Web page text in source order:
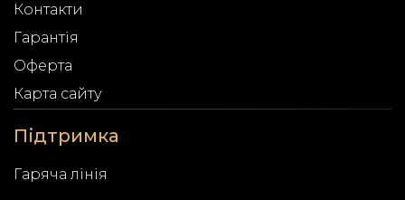
Контакти
Гарантія
Оферта
Карта сайту
Підтримка
Гаряча лінія